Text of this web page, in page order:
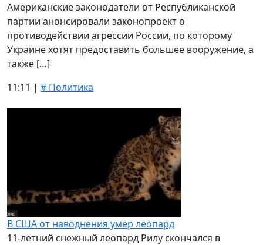
Американские законодатели от Республиканской
партии анонсировали законопроект о
противодействии агрессии России, по которому
Украине хотят предоставить большее вооружение, а
также […]
11:11 | # Политика
В США от наводнения умер леопард
11-летний снежный леопард Рилу скончался в